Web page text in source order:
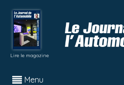
Lire le magazine
Menu